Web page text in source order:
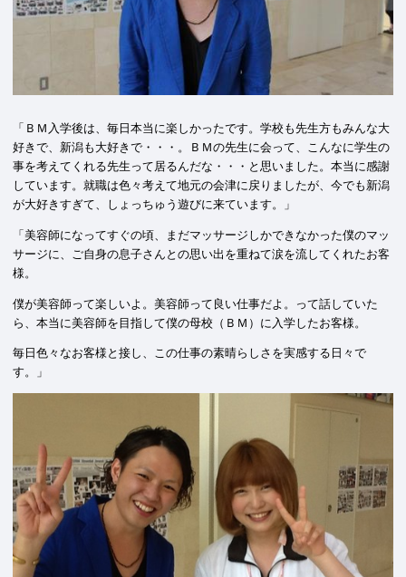
「ＢＭ入学後は、毎日本当に楽しかったです。学校も先生方もみんな大
好きで、新潟も大好きで・・・。ＢＭの先生に会って、こんなに学生の
事を考えてくれる先生って居るんだな・・・と思いました。本当に感謝
しています。就職は色々考えて地元の会津に戻りましたが、今でも新潟
が大好きすぎて、しょっちゅう遊びに来ています。」
「美容師になってすぐの頃、まだマッサージしかできなかった僕のマッ
サージに、ご自身の息子さんとの思い出を重ねて涙を流してくれたお客
様。
僕が美容師って楽しいよ。美容師って良い仕事だよ。って話していた
ら、本当に美容師を目指して僕の母校（ＢＭ）に入学したお客様。
毎日色々なお客様と接し、この仕事の素晴らしさを実感する日々で
す。」